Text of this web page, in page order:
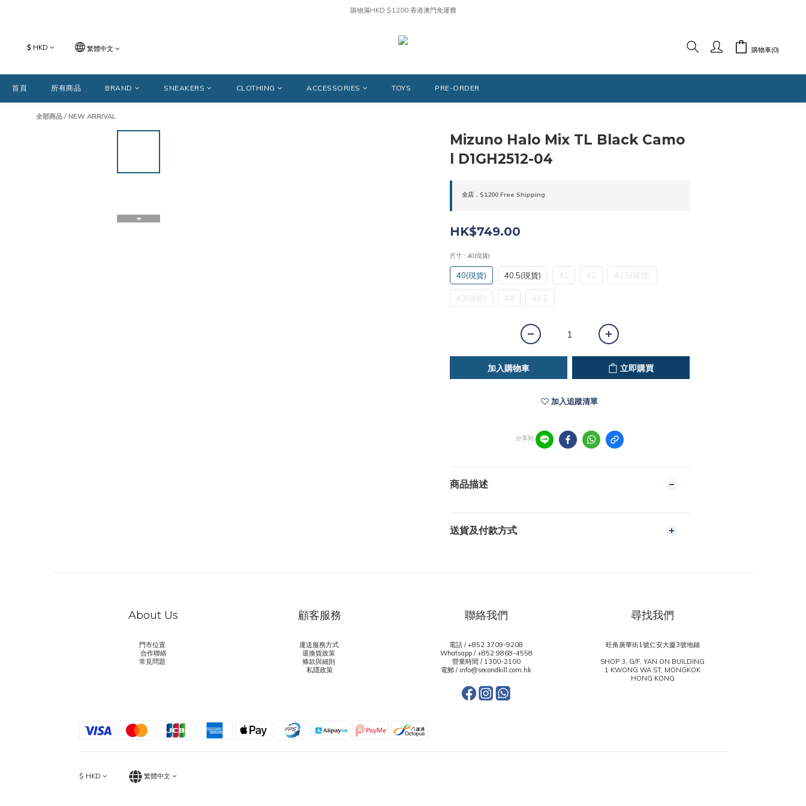
購物滿HKD $1200 香港澳門免運費
$ HKD 繁體中文 購物車(0)
首頁 所有商品 BRAND SNEAKERS CLOTHING ACCESSORIES TOYS PRE-ORDER
全部商品 / NEW ARRIVAL
Mizuno Halo Mix TL Black Camo
l D1GH2512-04
全店，$1200 Free Shipping
HK$749.00
尺寸 : 40(現貨)
40(現貨) 40.5(現貨) 41 42 42.5(現貨)
43(現貨) 44 44.5
加入購物車 立即購買
加入追蹤清單
分享到
商品描述
送貨及付款方式
About Us
門市位置
合作聯絡
常見問題
顧客服務
運送服務方式
退換貨政策
條款與細則
私隱政策
聯絡我們
電話 / +852 3709-9208
Whatsapp /+852 9868-4558
營業時間 / 1300-2100
電郵 / info@secondkill.com.hk
尋找我們
旺角廣華街1號仁安大廈3號地鋪
SHOP 3, G/F, YAN ON BUILDING
1 KWONG WA ST, MONGKOK
HONG KONG
$ HKD 繁體中文